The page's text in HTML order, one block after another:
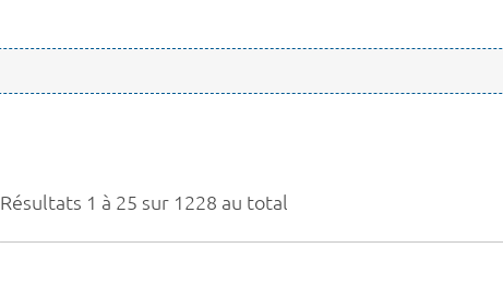
Résultats 1 à 25 sur 1228 au total